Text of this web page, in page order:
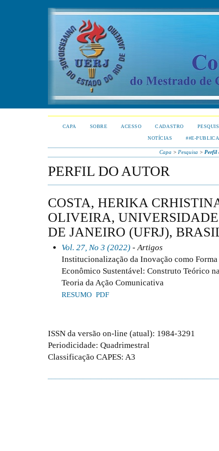
CAPA SOBRE ACESSO CADASTRO
NOTÍCIAS ##E-
Capa > Pesquisa > Perfil
PERFIL DO AUTOR
COSTA, HERIKA
OLIVEIRA,
DE JANEIRO (UFRJ),
Vol. 27, No 3 (2022) - Artigos
Institucionalização da Inovação como
Econômico Sustentável: Construto Teórico
Teoria da Ação Comunicativa
RESUMO PDF
ISSN da versão on-line (atual): 1984-3291
Periodicidade: Quadrimestral
Classificação CAPES: A3